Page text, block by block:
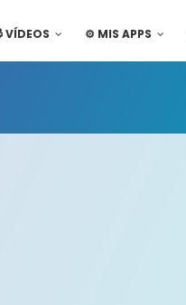
VÍDEOS ⚙️ MIS APPS